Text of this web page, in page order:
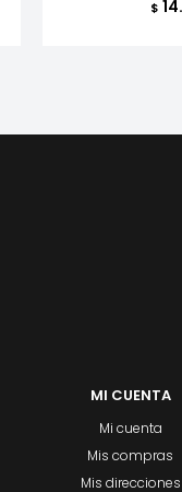
$
MI CUENTA
Mi cuenta
Mis compras
Mis direcciones